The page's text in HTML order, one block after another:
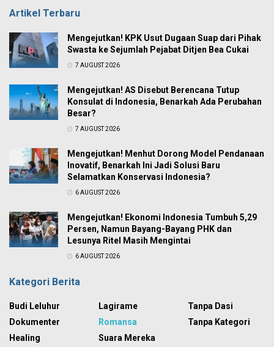
Artikel Terbaru
Mengejutkan! KPK Usut Dugaan Suap dari Pihak
Swasta ke Sejumlah Pejabat Ditjen Bea Cukai
7 AUGUST 2026
Mengejutkan! AS Disebut Berencana Tutup
Konsulat di Indonesia, Benarkah Ada Perubahan
Besar?
7 AUGUST 2026
Mengejutkan! Menhut Dorong Model Pendanaan
Inovatif, Benarkah Ini Jadi Solusi Baru
Selamatkan Konservasi Indonesia?
6 AUGUST 2026
Mengejutkan! Ekonomi Indonesia Tumbuh 5,29
Persen, Namun Bayang-Bayang PHK dan
Lesunya Ritel Masih Mengintai
6 AUGUST 2026
Kategori Berita
Budi Leluhur
Dokumenter
Healing
Lagirame
Romansa
Suara Mereka
Tanpa Dasi
Tanpa Kategori